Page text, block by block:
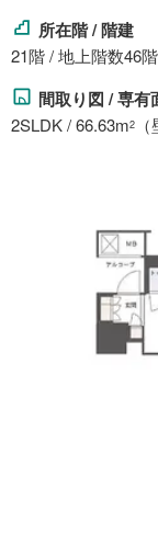
所在階 / 階建
21階 / 地上階数46階
間取り図 / 専有
2SLDK / 66.63m2